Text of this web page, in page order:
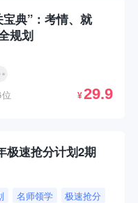
典”：考情、就
规划
¥29.9
极速抢分计划2期
名师领学 极速抢分